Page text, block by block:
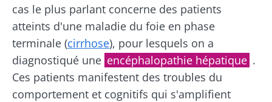
cas le plus parlant concerne des patients
atteints d'une maladie du foie en phase
terminale (cirrhose), pour lesquels on a
diagnostiqué une encéphalopathie hépatique .
Ces patients manifestent des troubles du
comportement et cognitifs qui s'amplifient